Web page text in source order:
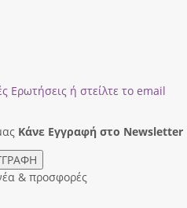
Ερωτήσεις ή στείλτε το email
Κάνε Eγγραφή στο Newsletter
& προσφορές